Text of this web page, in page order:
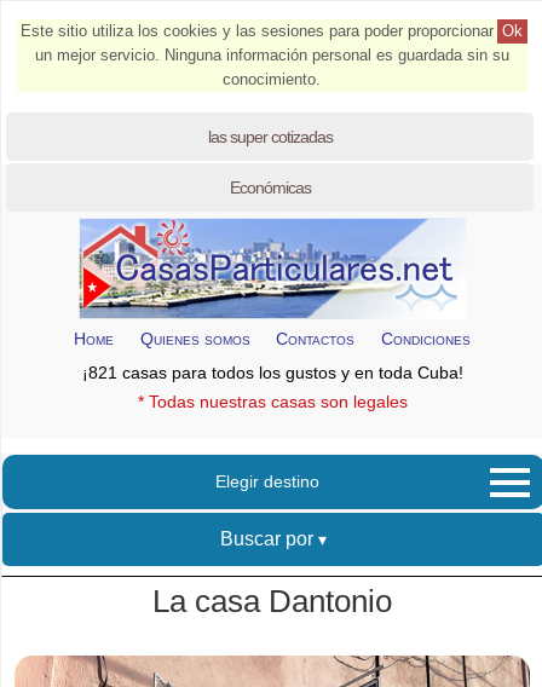
Ok
Este sitio utiliza los cookies y las sesiones para poder proporcionar
un mejor servicio. Ninguna información personal es guardada sin su
conocimiento.
las super cotizadas
Económicas
Home Quienes somos Contactos
Condiciones
¡821 casas para todos los gustos y en toda Cuba!
* Todas nuestras casas son legales
Elegir destino
Buscar por
La casa Dantonio